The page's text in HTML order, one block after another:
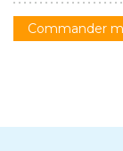
Commander